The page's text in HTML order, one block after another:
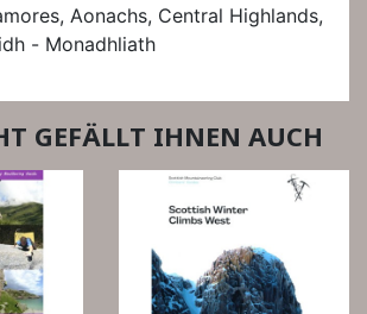
Aonachs, Central Highlands,
- Monadhliath
GEFÄLLT IHNEN AUCH